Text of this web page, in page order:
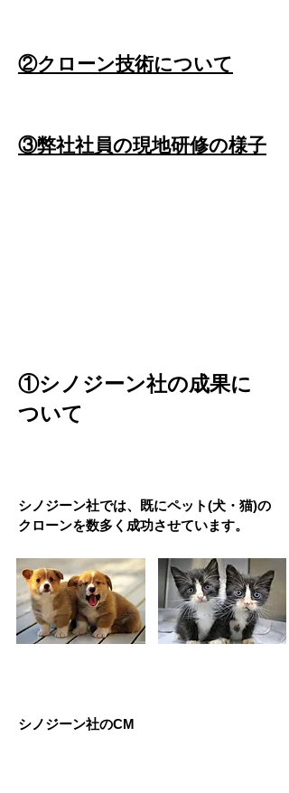
②クローン技術について
​③弊社社員の現地研修の様子
①シノジーン社の成果に
ついて
​シノジーン社では、既にペット(犬・猫)の
クローンを数多く成功させています。
シノジーン社のCM